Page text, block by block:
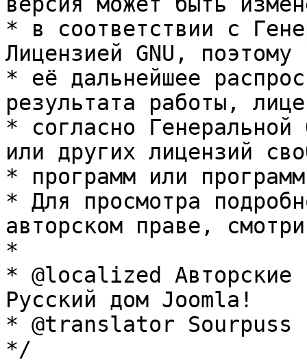
* в соответствии с
Лицензией GNU, поэтому
* её дальнейшее
результата работы,
* согласно Генеральной
или других лицензий
* программ или
* Для просмотра
авторском праве,
*
* @localized Авторские
Русский дом Joomla!
* @translator Sourpuss
*/